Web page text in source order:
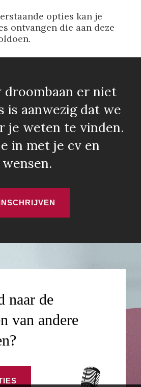
opties kan je
ontvangen die aan deze
droombaan er niet
is aanwezig dat we
je weten te vinden.
in met je cv en
wensen.
naar de
van andere